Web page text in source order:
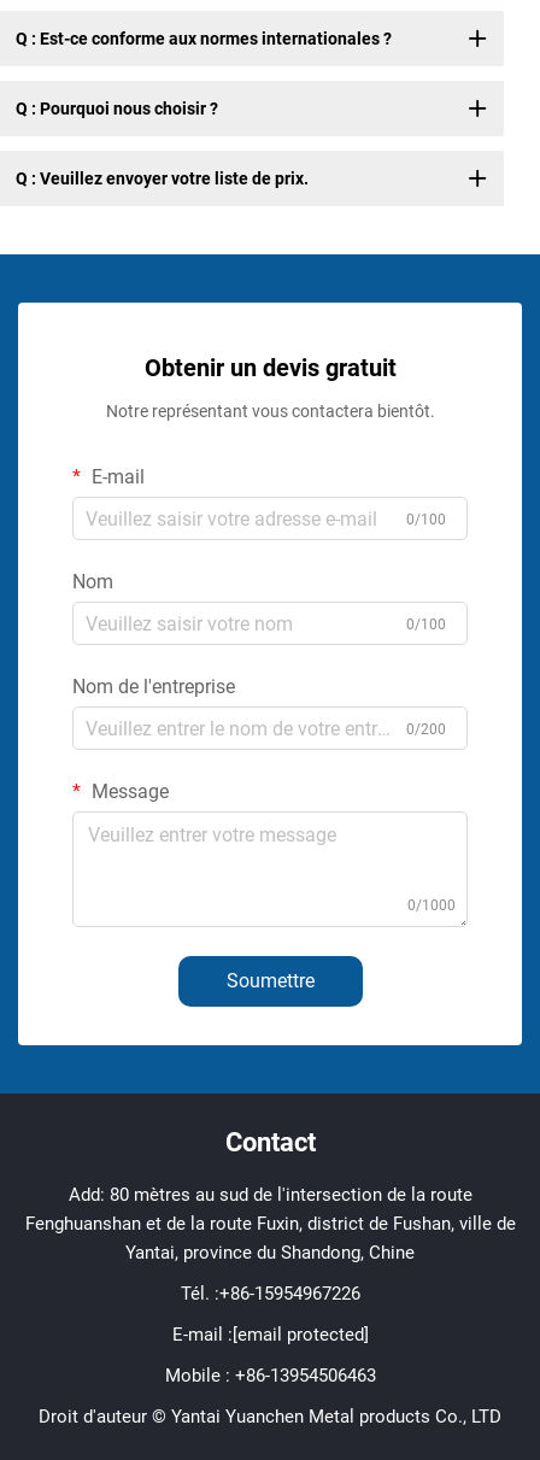
Q : Est-ce conforme aux normes internationales ?
Q : Pourquoi nous choisir ?
Q : Veuillez envoyer votre liste de prix.
Obtenir un devis gratuit
Notre représentant vous contactera bientôt.
E-mail
0/100
Nom
0/100
Nom de l'entreprise
0/200
Message
0/1000
Soumettre
Contact
Add: 80 mètres au sud de l'intersection de la route
Fenghuanshan et de la route Fuxin, district de Fushan, ville de
Yantai, province du Shandong, Chine
Tél. :+86-15954967226
E-mail : [email protected]
Mobile : +86-13954506463
Droit d'auteur © Yantai Yuanchen Metal products Co., LTD